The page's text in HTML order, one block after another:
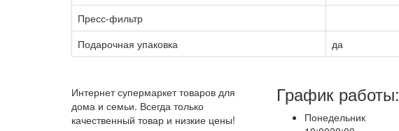
Пресс-фильтр
Подарочная упаковка
да
Интернет супермаркет товаров для
дома и семьи. Всегда только
качественный товар и низкие цены!
График работы:
Понедельник